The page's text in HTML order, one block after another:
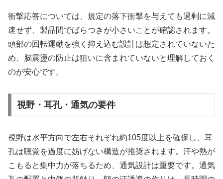
衝撃応答については、規定の落下衝撃を与えても過剰に減
速せず、製品間でばらつきが小さいことが確認されます。
頭部の回転運動を強く抑え込む設計は想定されていないた
め、脳震盪の防止は狙いに含まれていないと理解しておく
のが安心です。
視野・耳孔・通気の要件
視野は水平方向で左右それぞれ約105度以上を確保し、耳
孔は聴覚を過度に妨げない構造が推奨されます。汗や熱が
こもると集中力が落ちるため、通気設計は重要です。通気